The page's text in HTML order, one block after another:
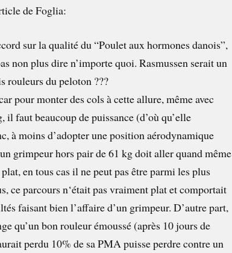
de Foglia:
sur la qualité du “Poulet aux hormones danois”,
non plus dire n’importe quoi. Rasmussen serait un
rouleurs du peloton ???
pour monter des cols à cette allure, même avec
il faut beaucoup de puissance (d’où qu’elle
à moins d’adopter une position aérodynamique
grimpeur hors pair de 61 kg doit aller quand même
en tous cas il ne peut pas être parmi les plus
ce parcours n‘était pas vraiment plat et comportait
faisant bien l’affaire d’un grimpeur. D’autre part,
qu’un bon rouleur émoussé (après 10 jours de
perdu 10% de saPMA puisse perdre contre un